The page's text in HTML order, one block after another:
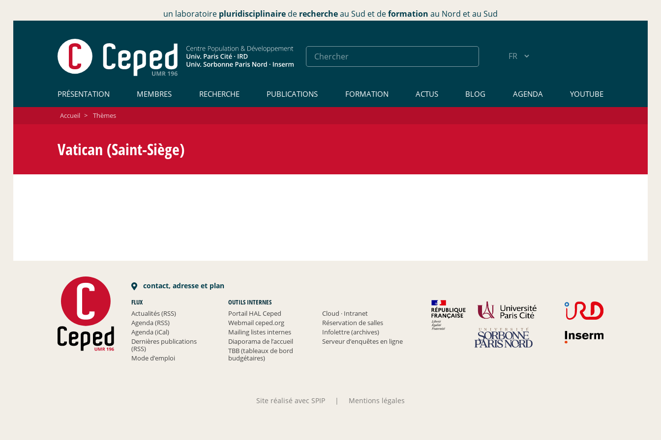
un laboratoire pluridisciplinaire de rechercheau Sud et deformation au Nord et au Sud
PRÉSENTATION MEMBRES RECHERCHE PUBLICATIONS FORMATION ACTUS BLOG AGENDA YOUTUBE
Accueil > Thèmes
Vatican (Saint-Siège)
contact, adresse et plan
FLUX
Actualités (RSS)
Agenda (RSS)
Agenda (iCal)
Dernières publications
(RSS)
Mode d’emploi
OUTILS INTERNES
Portail HAL Ceped
Cloud · Intranet
Webmail ceped.org
Réservation de salles
Mailing listes internes
Infolettre (archives)
Diaporama de l’accueil
Serveur d’enquêtes en ligne
TBB (tableaux de bord
budgétaires)
Site réalisé avec SPIP | Mentions légales